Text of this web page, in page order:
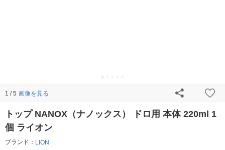
1 / 5 画像を見る
トップ NANOX（ナノックス） ドロ用 本体 220ml 1
個 ライオン
ブランド： LION